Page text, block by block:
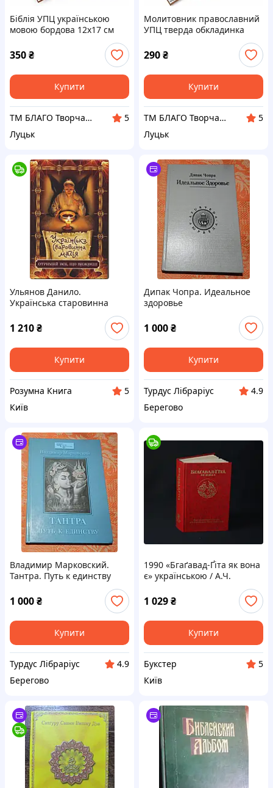
Біблія УПЦ українською
мовою бордова 12х17 см
350₴
Купити
ТМ БЛАГО Творча майстерня церковних виробів «Благо»
5
Луцьк
Молитовник православний
УПЦ тверда обкладинка
українська мова 11х14.5 см
290₴
Купити
ТМ БЛАГО Творча майстерня церковних виробів «Благо»
5
Луцьк
Ульянов Данило.
Українська старовинна
бажаєш
1 210₴
Купити
Розумна Книга
5
Київ
Дипак Чопра. Идеальное
здоровье
1 000₴
Купити
Турдус Лібраріус
4.9
Берегово
Владимир Марковский.
Тантра. Путь к единству
1 000₴
Купити
Турдус Лібраріус
4.9
Берегово
1990 «Бгаґавад-Ґіта як вона
є» українською / А.Ч.
Прабгупада
1 029₴
Купити
Букстер
5
Київ